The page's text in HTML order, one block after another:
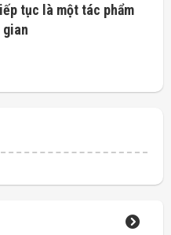
tục là một tác phẩm